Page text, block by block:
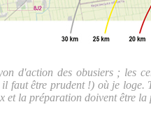
d'action des obusiers ; les
faut être prudent !) où je
et la préparation doivent être